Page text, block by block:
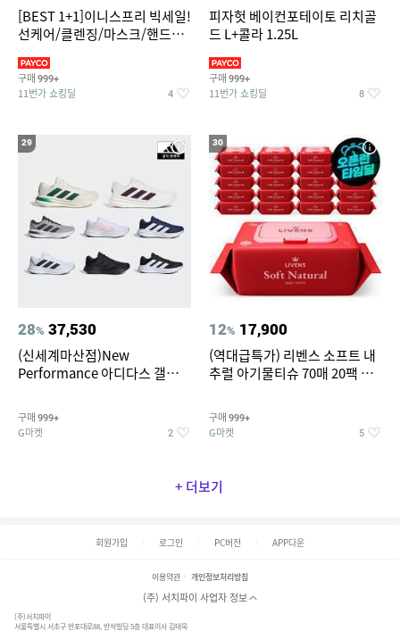
[BEST 1+1]이니스프리 빅세일!
선케어/클렌징/마스크/핸드크
구매 999+
11번가 쇼킹딜 4
피자헛 베이컨포테이토 리치골
드 L+콜라 1.25L
구매 999+
11번가 쇼킹딜 8
29
28% 37,530
(신세계마산점)New
Performance 아디다스 갤럭시
구매 999+
G마켓 2
30
12% 17,900
(역대급특가) 리벤스 소프트 내
추럴 아기물티슈 70매 20팩 캡
구매 999+
G마켓 5
+ 더보기
회원가입 로그인 PC버전 APP다운
이용약관 개인정보처리방침
(주) 서치파이 사업자 정보
(주)서치파이
서울특별시 서초구 반포대로88, 반석빌딩 5층 대표이사 김태묵